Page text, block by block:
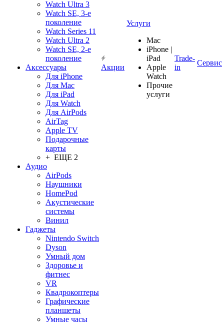
Watch Ultra 3
Watch SE, 3-е
поколение
Watch Series 11
Watch Ultra 2
Watch SE, 2-е
поколение
Аксессуары
Для iPhone
Для Mac
Для iPad
Для Watch
Для AirPods
AirTag
Apple TV
Подарочные
карты
+ ЕЩЕ 2
Аудио
AirPods
Наушники
HomePod
Акустические
системы
Винил
Гаджеты
Nintendo Switch
Dyson
Умный дом
Здоровье и
фитнес
VR
Квадрокоптеры
Графические
планшеты
Умные часы
Акции
Услуги
Mac
iPhone |
iPad
Apple
Watch
Прочие
услуги
Trade-
in
Сервис